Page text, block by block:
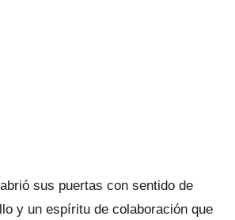
sus puertas con sentido de
y un espíritu de colaboración que